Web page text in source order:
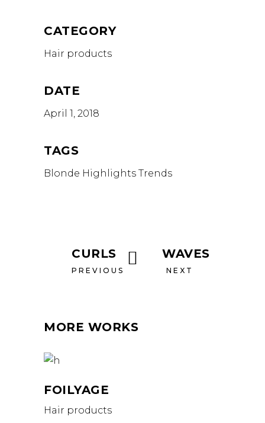
CATEGORY
Hair products
DATE
April 1, 2018
TAGS
Blonde Highlights Trends
CURLS
PREVIOUS
WAVES
NEXT
MORE WORKS
FOILYAGE
Hair products